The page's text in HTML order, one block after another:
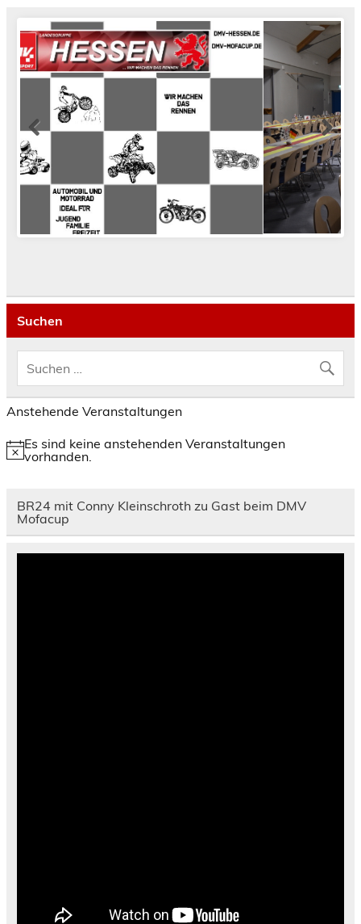
Suchen
Anstehende Veranstaltungen
Hinweis
Es sind keine anstehenden Veranstaltungen
vorhanden.
BR24 mit Conny Kleinschroth zu Gast beim DMV
Mofacup